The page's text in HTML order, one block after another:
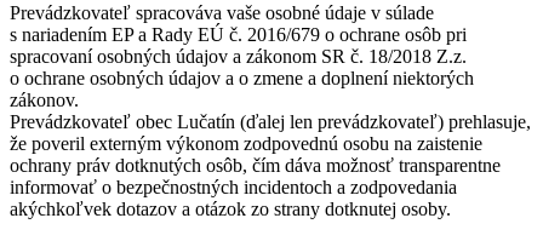
Prevádzkovateľ spracováva vaše osobné údaje v súlade
s nariadením EP a Rady EÚ č. 2016/679 o ochrane osôb pri
spracovaní osobných údajov a zákonom SR č. 18/2018 Z.z.
o ochrane osobných údajov a o zmene a doplnení niektorých
zákonov.
Prevádzkovateľ obec Lučatín (ďalej len prevádzkovateľ) prehlasuje,
že poveril externým výkonom zodpovednú osobu na zaistenie
ochrany práv dotknutých osôb, čím dáva možnosť transparentne
informovať o bezpečnostných incidentoch a zodpovedania
akýchkoľvek dotazov a otázok zo strany dotknutej osoby.